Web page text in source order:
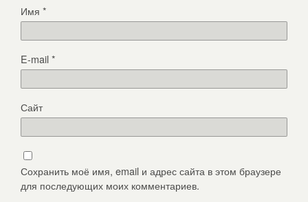
Имя *
E-mail*
Сайт
Сохранить моё имя, email и адрес сайта в этом браузере
для последующих моих комментариев.